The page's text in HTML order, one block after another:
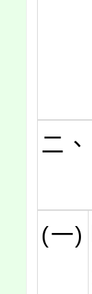
二、
(一)